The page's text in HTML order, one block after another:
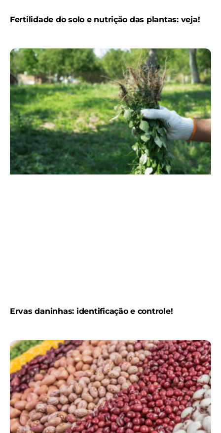
Fertilidade do solo e nutrição das plantas: veja!
Ervas daninhas: identificação e controle!